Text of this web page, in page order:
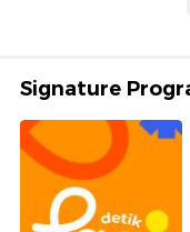
Signature